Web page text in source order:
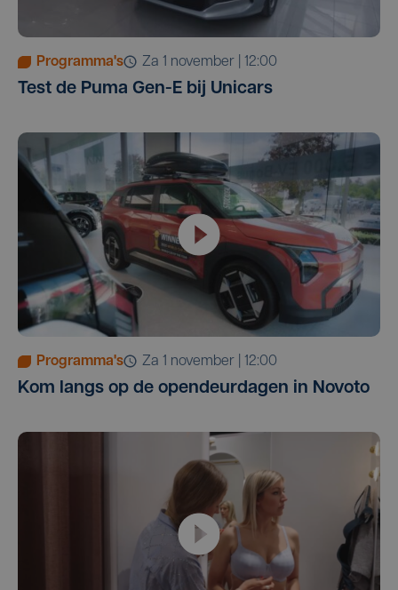
Programma's za 1 november | 12:00
Test de Puma Gen-E bij Unicars
Programma's za 1 november | 12:00
Kom langs op de opendeurdagen in Novoto